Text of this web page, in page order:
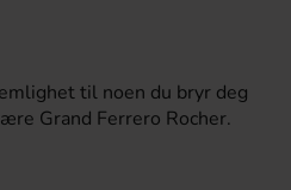
til noen du bryr deg
Grand Ferrero Rocher.